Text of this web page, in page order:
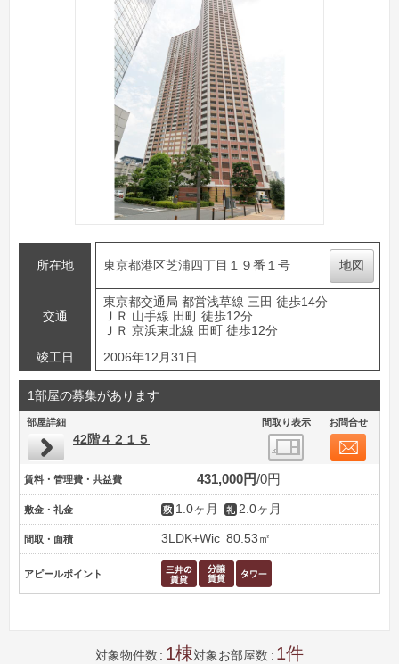
所在地 東京都港区芝浦四丁目１９番１号 地図
交通
東京都交通局 都営浅草線 三田 徒歩14分
ＪＲ 山手線 田町 徒歩12分
ＪＲ 京浜東北線 田町 徒歩12分
竣工日
2006年12月31日
1部屋の募集があります
部屋詳細 間取り表示 お問合せ
42階４２１５
賃料・管理費・共益費 431,000円 0円
敷金・礼金 1.0ヶ月 2.0ヶ月
間取・面積 3LDK+Wic 80.53㎡
アピールポイント
対象物件数 1 対象お部屋数 1